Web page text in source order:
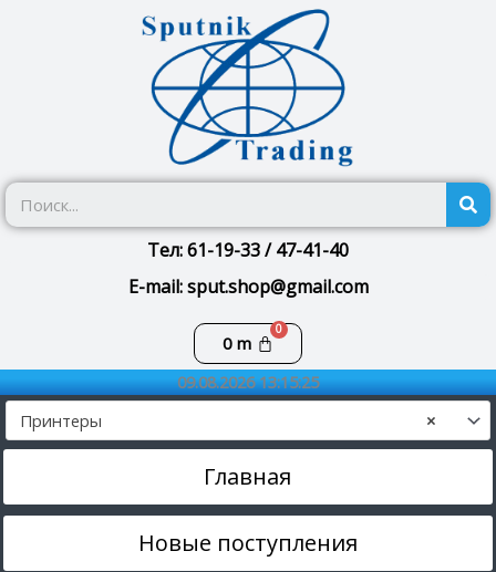
Тел: 61-19-33 / 47-41-40
E-mail: sput.shop@gmail.com
0m
Корзина
09.08.2026 13:15:25
×
Принтеры
Главная
Новые поступления